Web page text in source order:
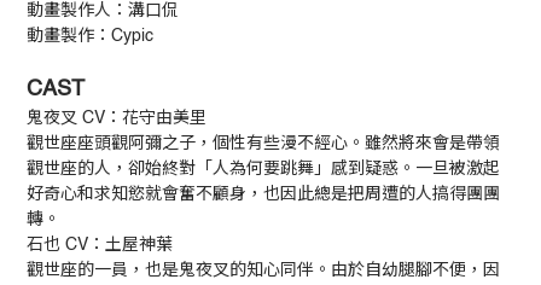
動畫製作人：溝口侃
動畫製作：Cypic
CAST
鬼夜叉 CV：花守由美里
觀世座座頭觀阿彌之子，個性有些漫不經心。雖然將來會是帶領
觀世座的人，卻始終對「人為何要跳舞」感到疑惑。一旦被激起
好奇心和求知慾就會奮不顧身，也因此總是把周遭的人搞得團團
轉。
石也 CV：土屋神葉
觀世座的一員，也是鬼夜叉的知心同伴。由於自幼腿腳不便，因